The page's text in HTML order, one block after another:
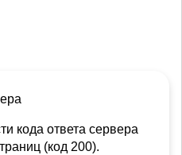
кода ответа сервера
(код 200).